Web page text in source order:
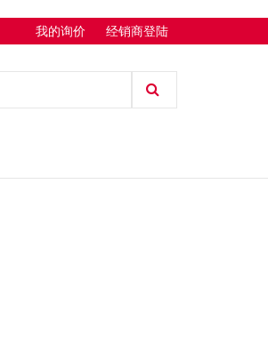
我的询价 经销商登陆